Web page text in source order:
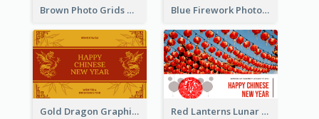
Brown Photo Grids World Wildlife Day Greeting Card Blue Firework Photo Grid New Year Greeting Card
Gold Dragon Graphic Lunar New Year Greeting Card Red Lanterns Lunar New Year Greeting Card